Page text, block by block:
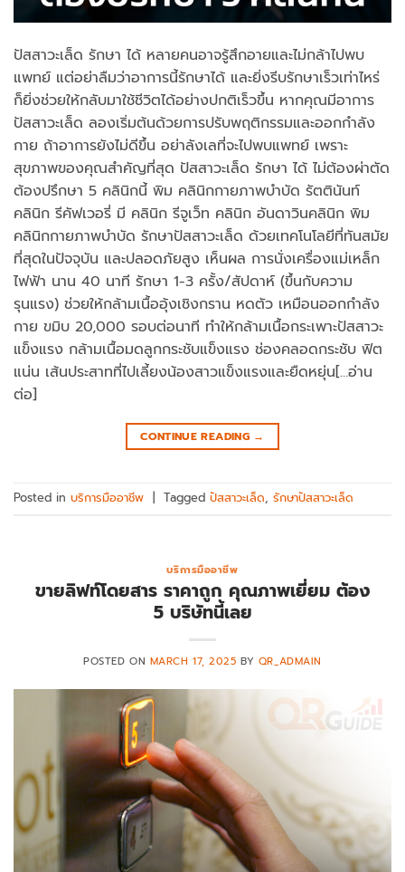
ปัสสาวะเล็ด รักษา ได้ หลายคนอาจรู้สึกอายและไม่กล้าไปพบ
แพทย์ แต่อย่าลืมว่าอาการนี้รักษาได้ และยิ่งรีบรักษาเร็วเท่าไหร่
ก็ยิ่งช่วยให้กลับมาใช้ชีวิตได้อย่างปกติเร็วขึ้น หากคุณมีอาการ
ปัสสาวะเล็ด ลองเริ่มต้นด้วยการปรับพฤติกรรมและออกกำลัง
กาย ถ้าอาการยังไม่ดีขึ้น อย่าลังเลที่จะไปพบแพทย์ เพราะ
สุขภาพของคุณสำคัญที่สุด ปัสสาวะเล็ด รักษา ได้ ไม่ต้องผ่าตัด
ต้องปรึกษา 5 คลินิกนี้ พิม คลินิกกายภาพบำบัด รัตตินันท์
คลินิก รีคัฟเวอรี่ มี คลินิก รีจูเว็ท คลินิก อันดาวินคลินิก พิม
คลินิกกายภาพบำบัด รักษาปัสสาวะเล็ด ด้วยเทคโนโลยีที่ทันสมัย
ที่สุดในปัจจุบัน และปลอดภัยสูง เห็นผล การนั่งเครื่องแม่เหล็ก
ไฟฟ้า นาน 40 นาที รักษา 1-3 ครั้ง/สัปดาห์ (ขึ้นกับความ
รุนแรง) ช่วยให้กล้ามเนื้ออุ้งเชิงกราน หดตัว เหมือนออกกำลัง
กาย ขมิบ 20,000 รอบต่อนาที ทำให้กล้ามเนื้อกระเพาะปัสสาวะ
แข็งแรง กล้ามเนื้อมดลูกกระชับแข็งแรง ช่องคลอดกระชับ ฟิต
แน่น เส้นประสาทที่ไปเลี้ยงน้องสาวแข็งแรงและยืดหยุ่น[…อ่าน
ต่อ]
CONTINUE READING →
Posted in บริการมืออาชีพ Tagged ปัสสาวะเล็ด, รักษาปัสสาวะเล็ด
บริการมืออาชีพ
ขายลิฟท์โดยสาร ราคาถูก คุณภาพเยี่ยม ต้อง
5 บริษัทนี้เลย
POSTED ON MARCH 17, 2025 BY QR_ADMAIN